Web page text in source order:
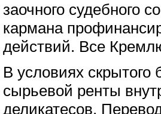
заочного судебного
кармана
действий. Все
В условиях
сырьевой ренты
деликатесов.